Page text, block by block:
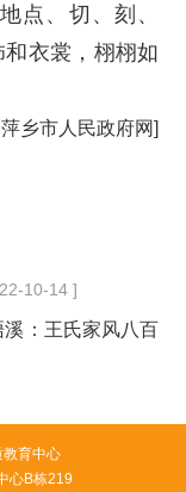
点、切、刻、
衣裳，栩栩如
乡市人民政府网]
10-14 ]
：王氏家风八百
教育中心
心B栋219